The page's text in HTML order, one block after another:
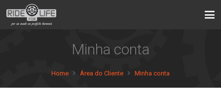
Minha conta
Home Área do Cliente Minha conta